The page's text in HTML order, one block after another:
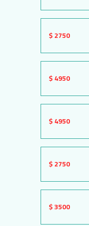
2750 $
4950 $
4950 $
2750 $
3500 $